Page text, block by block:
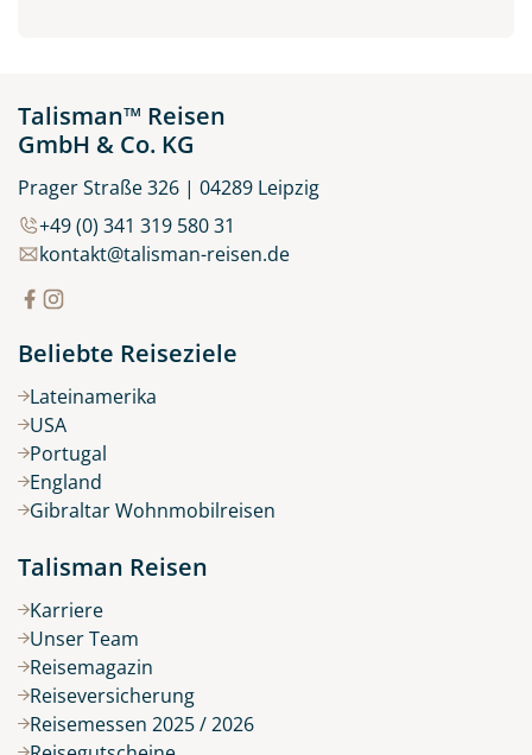
Talisman™ Reisen
GmbH & Co. KG
Prager Straße 326 | 04289 Leipzig
+49 (0) 341 319 580 31
kontakt@talisman-reisen.de
Beliebte Reiseziele
Lateinamerika
USA
Portugal
England
Gibraltar Wohnmobilreisen
Talisman Reisen
Karriere
Unser Team
Reisemagazin
Reiseversicherung
Reisemessen 2025 / 2026